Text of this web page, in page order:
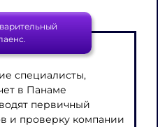
специалисты,
в Панаме
первичный
и проверку компании